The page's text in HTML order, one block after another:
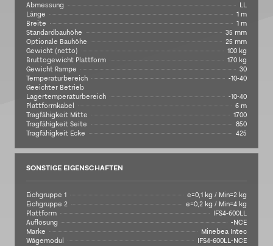
Abmessung
LL
Länge
1 m
Breite
1 m
Standardbauhöhe
35 mm
Optionale Bauhöhe
25 mm
Gewicht (netto)
100 kg
Bruttogewicht Plattform
170 kg
Gewicht Rampe
30
Temperaturbereich
Geeichter Betrieb
-10-40
Lagertemperaturbereich
-10-40
Plattformkabel
6 m
Tragfähigkeit Mitte
1700
Tragfähigkeit Seite
850
Tragfähigkeit Ecke
425
SONSTIGE EIGENSCHAFTEN
Eichgruppe 1
e=0,1 kg / Min=2 kg
Eichgruppe 2
e=0,2 kg / Min=4 kg
Plattform
IFS4-600LL
Auflösung
-NCE
Marke
Minebea Intec
Wägemodul
IFS4-600LL-NCE